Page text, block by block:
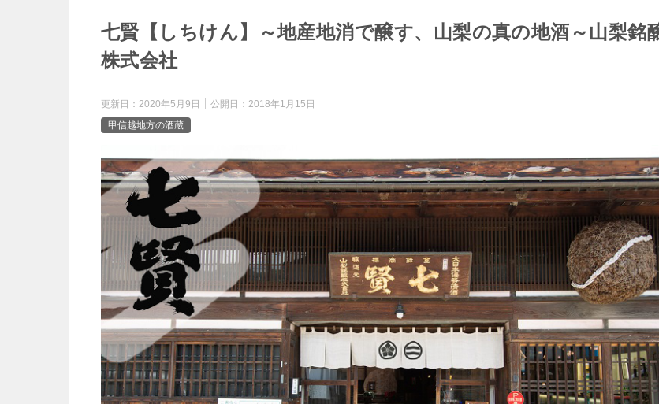
七賢【しちけん】～地産地消で醸す、山梨の真の地酒～山梨銘
株式会社
更新日： 2020年5月9日 公開日： 2018年1月15日
甲信越地方の酒蔵